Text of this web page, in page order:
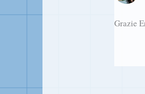
Grazie